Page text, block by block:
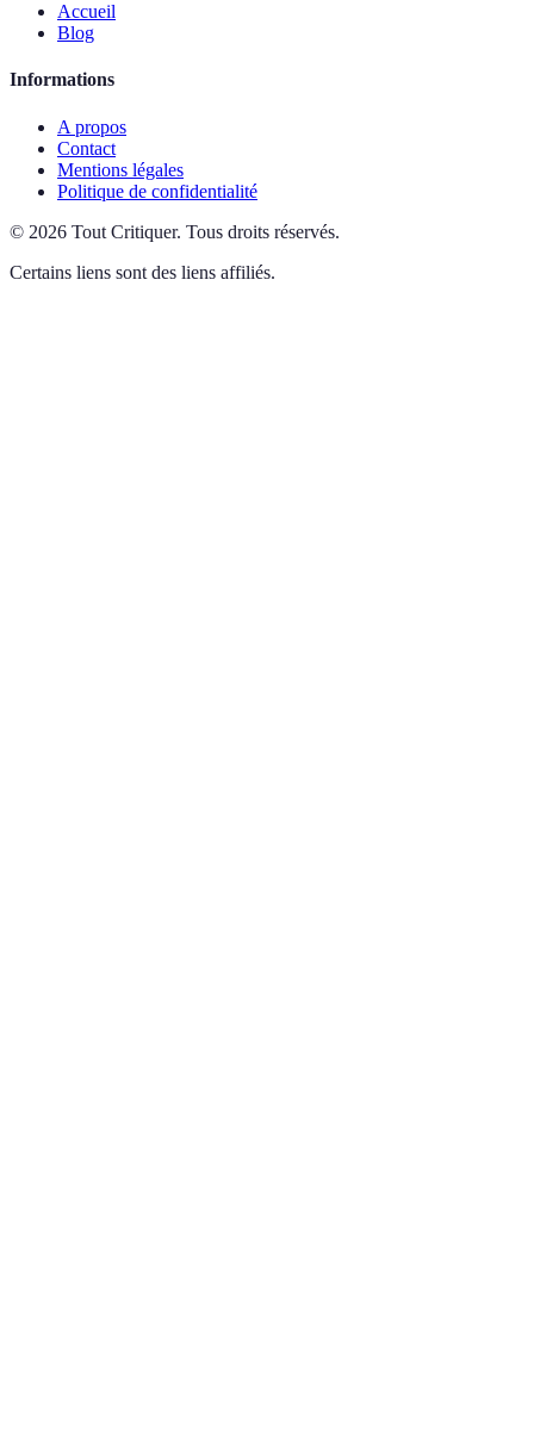
Accueil
Blog
Informations
A propos
Contact
Mentions légales
Politique de confidentialité
© 2026 Tout Critiquer. Tous droits réservés.
Certains liens sont des liens affiliés.